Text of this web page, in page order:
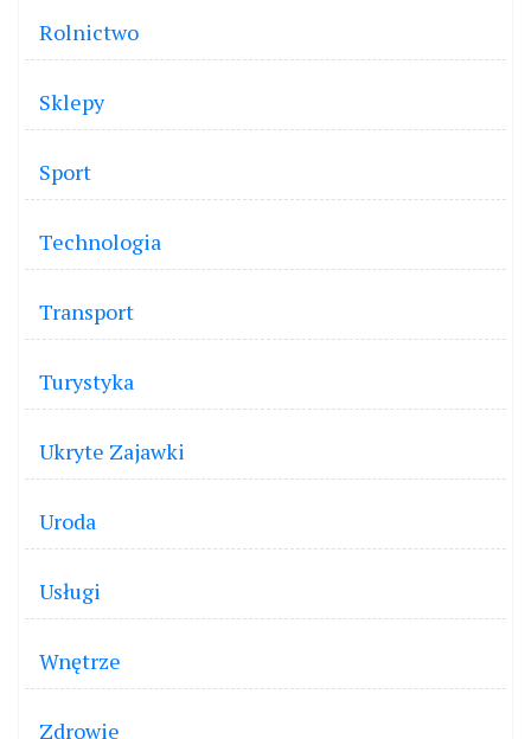
Rolnictwo
Sklepy
Sport
Technologia
Transport
Turystyka
Ukryte Zajawki
Uroda
Usługi
Wnętrze
Zdrowie